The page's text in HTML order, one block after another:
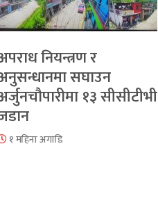
नियन्त्रण र
सघाउन
१३ सीसीटीभी
१ महिना अगाडि